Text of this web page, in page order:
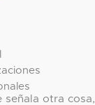
señala otra cosa,